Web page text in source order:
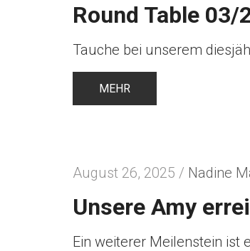
Round Table
Tauche bei unserem
MEHR
August 26, 2025 / Nadine
Unsere Amy
Ein weiterer Meilenstein ist